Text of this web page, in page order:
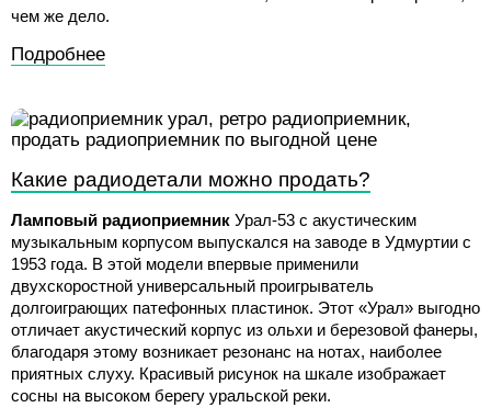
чем же дело.
Подробнее
Какие радиодетали можно продать?
Ламповый радиоприемник Урал-53 с акустическим
музыкальным корпусом выпускался на заводе в Удмуртии с
1953 года. В этой модели впервые применили
двухскоростной универсальный проигрыватель
долгоиграющих патефонных пластинок. Этот «Урал» выгодно
отличает акустический корпус из ольхи и березовой фанеры,
благодаря этому возникает резонанс на нотах, наиболее
приятных слуху. Красивый рисунок на шкале изображает
сосны на высоком берегу уральской реки.